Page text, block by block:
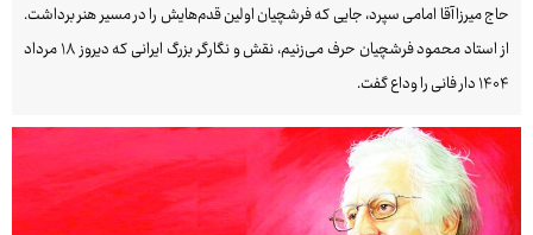
حاج میرزاآقا امامی سپرد، جایی که فرشچیان اولین قدم‌هایش را در مسیر هنر برداشت.
از استاد محمود فرشچیان حرف می‌زنیم، نقش و نگارگر بزرگ ایرانی که دیروز ۱۸ مرداد
۱۴۰۴ دار فانی را وداع گفت.